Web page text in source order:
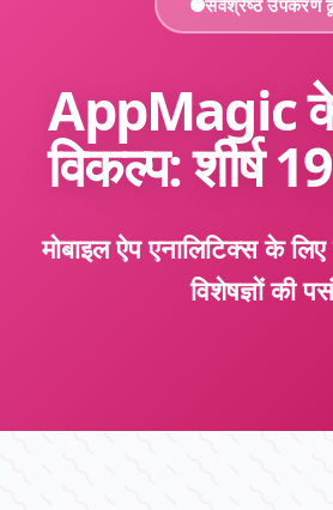
सर्वश्रेष्ठ उपकरण
AppMagic के
विकल्प: शीर्ष
मोबाइल ऐप एनालिटिक्स के
विशेषज्ञों की